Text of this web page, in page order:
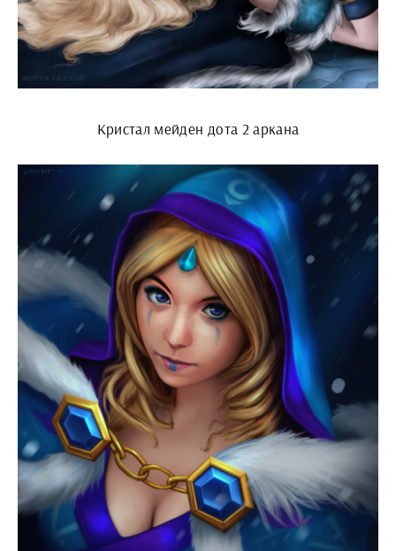
Кристал мейден дота 2 аркана